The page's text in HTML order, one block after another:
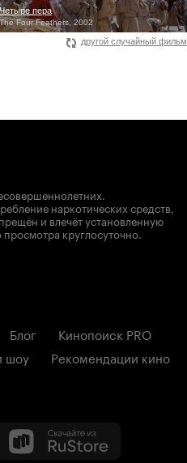
Четыре пера
The Four Feathers, 2002
другой случайный фильм
наркотических средств,
и влечёт установленную
круглосуточно.
Блог
Кинопоиск PRO
шоу
Рекомендации кино